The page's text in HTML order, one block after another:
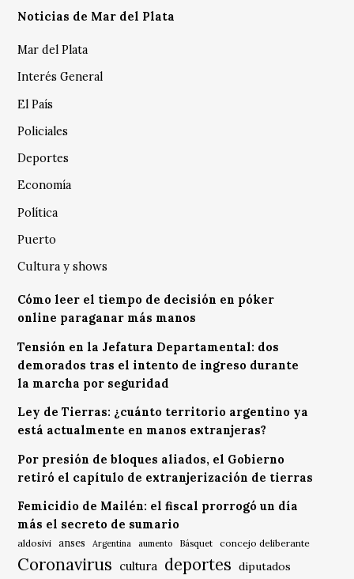
Noticias de Mar del Plata
Mar del Plata
Interés General
El País
Policiales
Deportes
Economía
Política
Puerto
Cultura y shows
Cómo leer el tiempo de decisión en póker
online paraganar más manos
Tensión en la Jefatura Departamental: dos
demorados tras el intento de ingreso durante
la marcha por seguridad
Ley de Tierras: ¿cuánto territorio argentino ya
está actualmente en manos extranjeras?
Por presión de bloques aliados, el Gobierno
retiró el capítulo de extranjerización de tierras
Femicidio de Mailén: el fiscal prorrogó un día
más el secreto de sumario
aldosivi anses Argentina aumento Básquet concejo deliberante
Coronavirus cultura deportes diputados